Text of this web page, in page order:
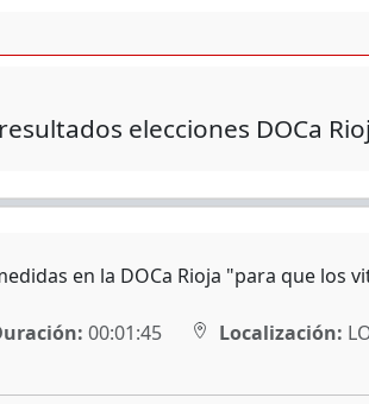
elecciones DOCa
en la DOCa Rioja "para que
00:01:45 Localización: